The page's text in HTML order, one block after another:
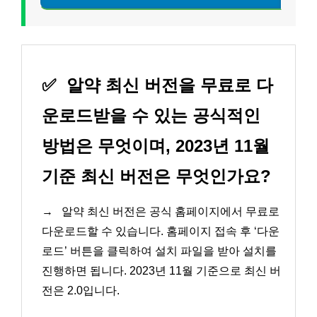
✅
알약 최신 버전을 무료로 다
운로드받을 수 있는 공식적인
방법은 무엇이며, 2023년 11월
기준 최신 버전은 무엇인가요?
→
알약 최신 버전은 공식 홈페이지에서 무료로
다운로드할 수 있습니다. 홈페이지 접속 후 ‘다운
로드’ 버튼을 클릭하여 설치 파일을 받아 설치를
진행하면 됩니다. 2023년 11월 기준으로 최신 버
전은 2.0입니다.